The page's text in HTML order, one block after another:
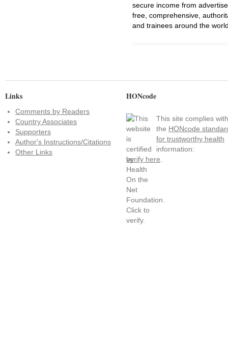
secure income from
free, comprehensive,
and trainees around the
Links
Comments by Readers
Country Associates
Supporters
Author's Instructions/Citations
Other Links
HONcode
This site complies with
the HONcode
for trustworthy health
information:
verify here